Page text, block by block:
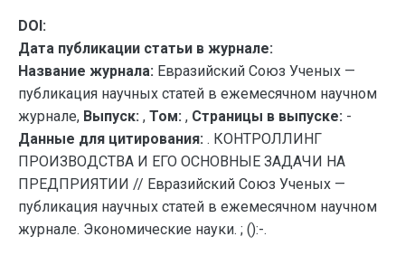
DOI:
Дата публикации статьи в журнале:
Название журнала: Евразийский Союз Ученых —
публикация научных статей в ежемесячном научном
журнале, Выпуск: , Том: , Страницы в выпуске: -
Данные для цитирования: . КОНТРОЛЛИНГ
ПРОИЗВОДСТВА И ЕГО ОСНОВНЫЕ ЗАДАЧИ НА
ПРЕДПРИЯТИИ // Евразийский Союз Ученых —
публикация научных статей в ежемесячном научном
журнале. Экономические науки. ; ():-.